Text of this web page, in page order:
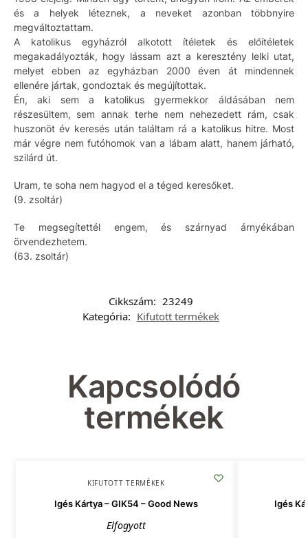
és a helyek léteznek, a neveket azonban többnyire
megváltoztattam.
A katolikus egyházról alkotott ítéletek és előítéletek
megakadályozták, hogy lássam azt a keresztény lelki utat,
melyet ebben az egyházban 2000 éven át mindennek
ellenére jártak, gondoztak és megújítottak.
Én, aki sem a katolikus gyermekkor áldásában nem
részesültem, sem annak terhe nem nehezedett rám, csak
huszonöt év keresés után találtam rá a katolikus hitre. Most
már végre nem futóhomok van a lábam alatt, hanem járható,
szilárd út.
Uram, te soha nem hagyod el a téged keresőket.
(9. zsoltár)
Te megsegítettél engem, és szárnyad árnyékában
örvendezhetem.
(63. zsoltár)
Cikkszám: 23249
Kategória: Kifutott termékek
Kapcsolódó
termékek
KIFUTOTT TERMÉKEK
Igés Kártya – GIK54 – Good News
Elfogyott
Igés